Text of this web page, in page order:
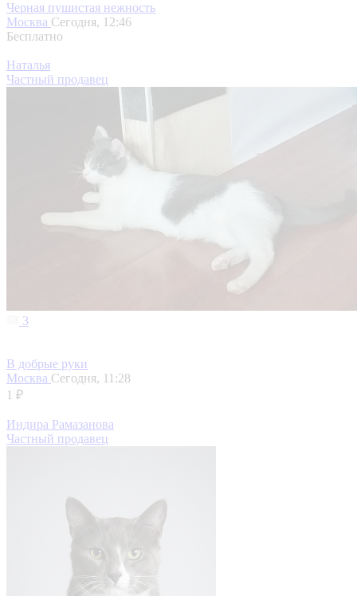
Черная пушистая нежность
Москва Сегодня, 12:46
Бесплатно
Наталья
Частный продавец
3
В добрые руки
Москва Сегодня, 11:28
1 ₽
Индира Рамазанова
Частный продавец